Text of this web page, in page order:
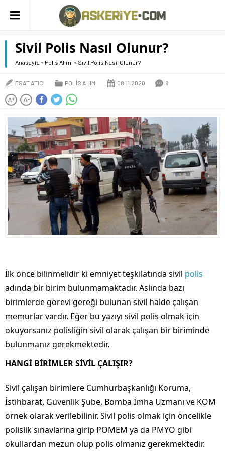
Sivil Polis Nasıl Olunur?
Anasayfa » Polis Alımı » Sivil Polis Nasıl Olunur?
ESAT ATICI POLIS ALIMI 08.11.2020 8
A+ A-
İlk önce bilinmelidir ki emniyet teşkilatında sivil polis
adında bir birim bulunmamaktadır. Aslında bazı
birimlerde görevi gereği bulunan sivil halde çalışan
memurlar vardır. Eğer bu yazıyı sivil polis olmak için
okuyorsanız polisliğin sivil olarak çalışan bir biriminde
bulunmanız gerekmektedir.
HANGİ BİRİMLER SİVİL ÇALIŞIR?
Sivil çalışan birimlere Cumhurbaşkanlığı Koruma,
İstihbarat, Güvenlik Şube, Bomba İmha Uzmanı ve KOM
örnek olarak verilebilinir. Sivil polis olmak için öncelikle
polislik sınavlarına girip POMEM ya da PMYO gibi
okullardan mezun olup polis olmanız gerekmektedir.